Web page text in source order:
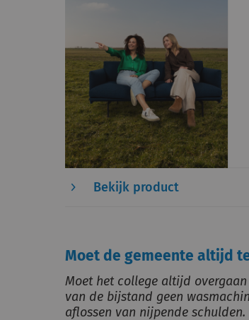
Bekijk product
Moet de gemeente altijd
Moet het college altijd
van de bijstand geen
aflossen van nijpende schulden.